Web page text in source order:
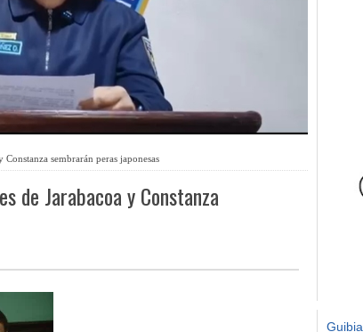
sembrarán peras japonesas
de Jarabacoa y Constanza
Guibia